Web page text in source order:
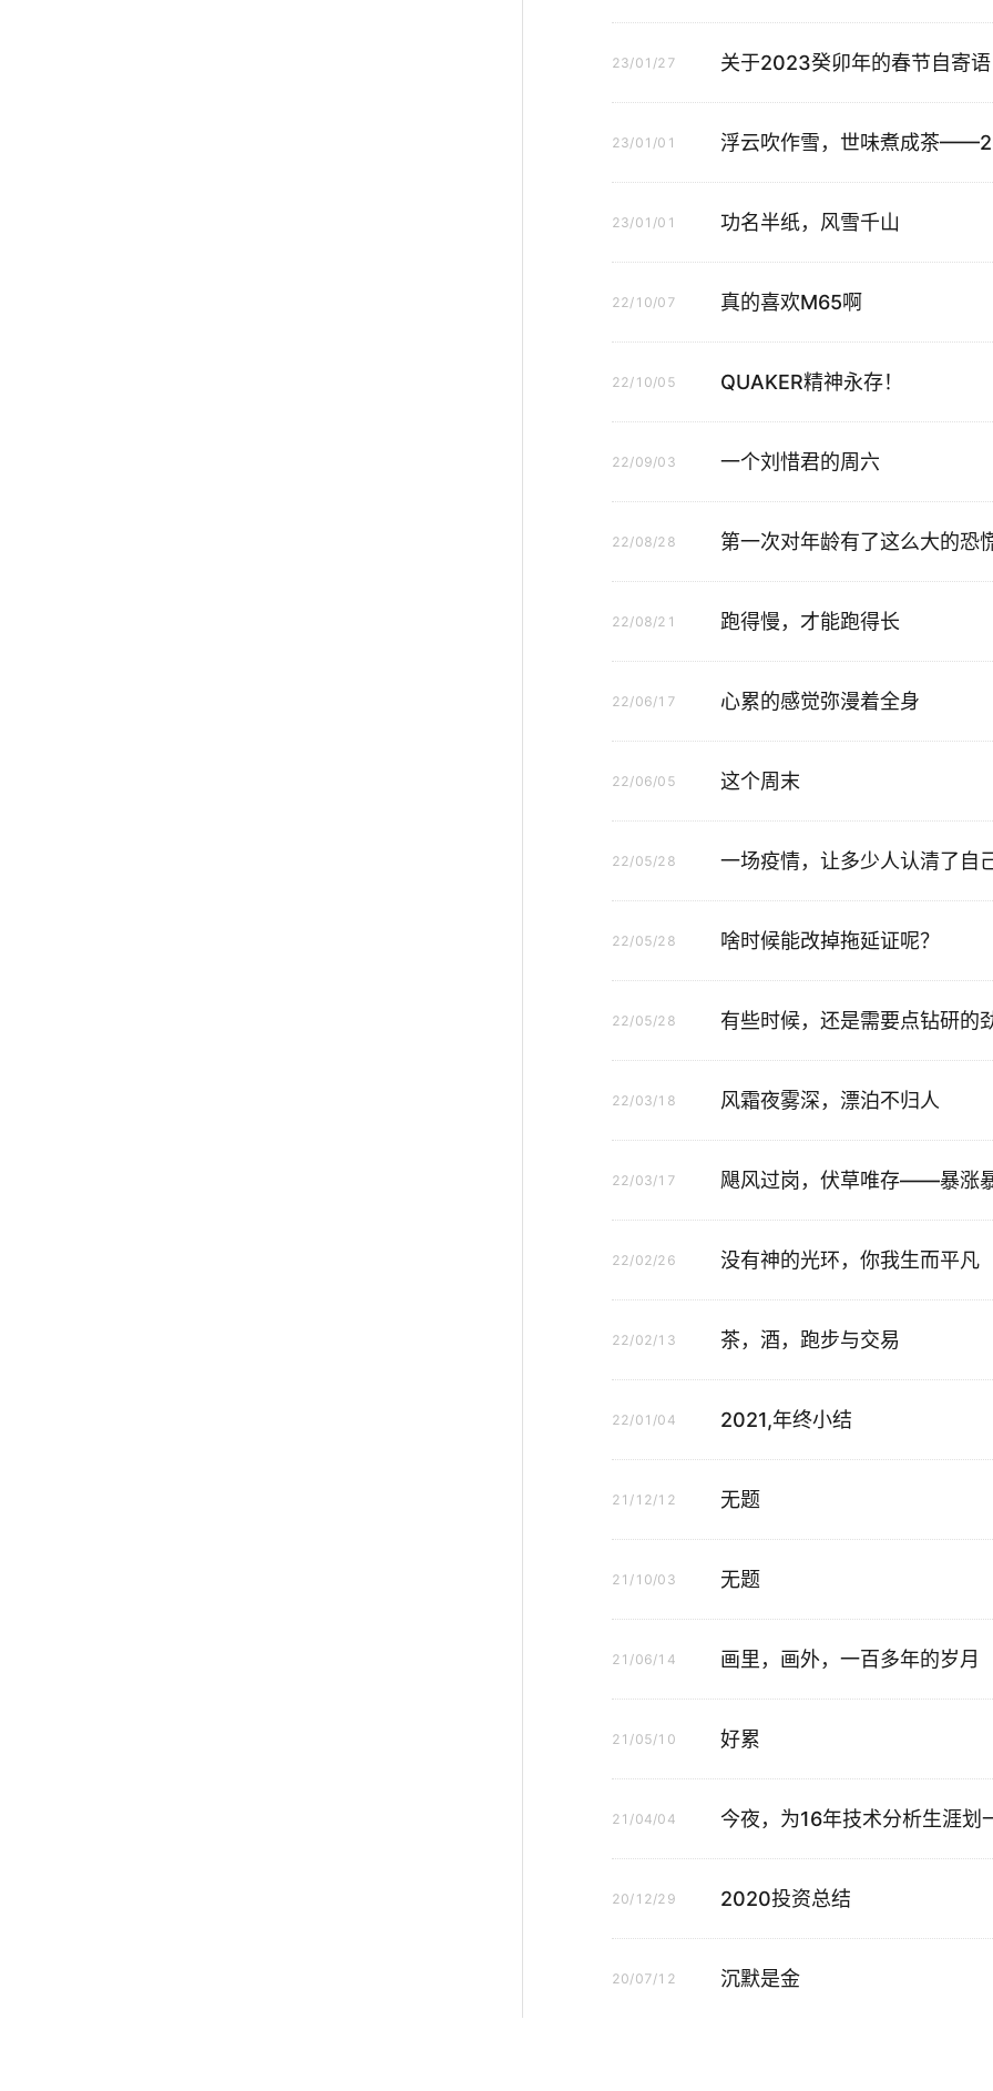
23/01/27 关于2023癸卯年的春节自寄语
23/01/01 浮云吹作雪，世味煮成茶
23/01/01 功名半纸，风雪千山
22/10/07 真的喜欢M65啊
22/10/05 QUAKER精神永存！
22/09/03 一个刘惜君的周六
22/08/28 第一次对年龄有了这么大的恐
22/08/21 跑得慢，才能跑得长
22/06/17 心累的感觉弥漫着全身
22/06/05 这个周末
22/05/28 一场疫情，让多少人认清了自
22/05/28 啥时候能改掉拖延证呢？
22/05/28 有些时候，还是需要点钻研的
22/03/18 风霜夜雾深，漂泊不归人
22/03/17 飓风过岗，伏草唯存——暴涨
22/02/26 没有神的光环，你我生而平凡
22/02/13 茶，酒，跑步与交易
22/01/04 2021,年终小结
21/12/12 无题
21/10/03 无题
21/06/14 画里，画外，一百多年的岁月
21/05/10 好累
21/04/04 今夜，为16年技术分析生涯划
20/12/29 2020投资总结
20/07/12 沉默是金